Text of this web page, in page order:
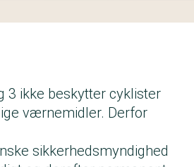
3 ikke beskytter cyklister
værnemidler. Derfor
sikkerhedsmyndighed